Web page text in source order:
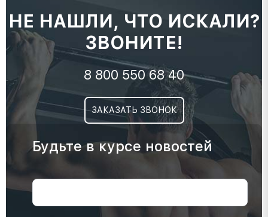
НЕ НАШЛИ, ЧТО ИСКАЛИ?
ЗВОНИТЕ!
8 800 550 68 40
ЗАКАЗАТЬ ЗВОНОК
Будьте в курсе новостей